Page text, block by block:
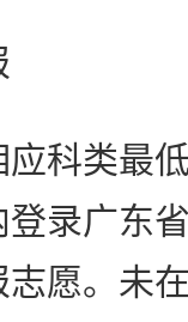
科类最低
录广东
愿。未